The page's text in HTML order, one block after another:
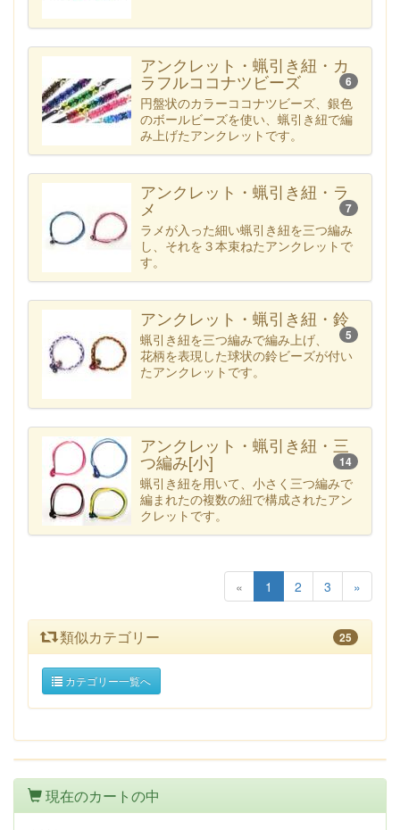
アンクレット・蝋引き紐・カ
ラフルココナツビーズ 6
円盤状のカラーココナツビーズ、銀色
のボールビーズを使い、蝋引き紐で編
み上げたアンクレットです。
アンクレット・蝋引き紐・ラ
メ 7
ラメが入った細い蝋引き紐を三つ編み
し、それを３本束ねたアンクレットで
す。
アンクレット・蝋引き紐・鈴
5
蝋引き紐を三つ編みで編み上げ、
花柄を表現した球状の鈴ビーズが付い
たアンクレットです。
アンクレット・蝋引き紐・三
つ編み[小] 14
蝋引き紐を用いて、小さく三つ編みで
編まれたの複数の紐で構成されたアン
クレットです。
« 1 2 3 »
類似カテゴリー 25
カテゴリー一覧へ
現在のカートの中